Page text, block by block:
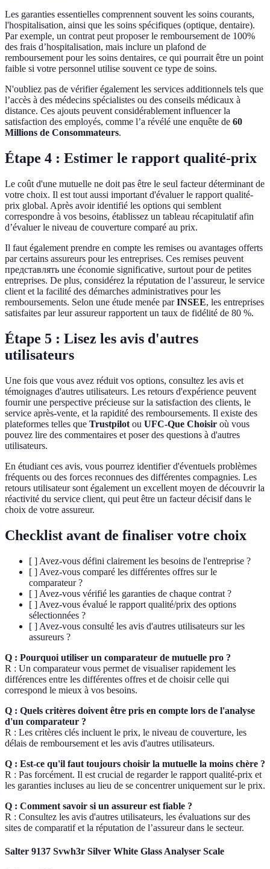
Les garanties essentielles comprennent souvent les soins courants,
l'hospitalisation, ainsi que les soins spécifiques (optique, dentaire).
Par exemple, un contrat peut proposer le remboursement de 100%
des frais d’hospitalisation, mais inclure un plafond de
remboursement pour les soins dentaires, ce qui pourrait être un point
faible si votre personnel utilise souvent ce type de soins.
N'oubliez pas de vérifier également les services additionnels tels que
l’accès à des médecins spécialistes ou des conseils médicaux à
distance. Ces ajouts peuvent considérablement influencer la
satisfaction des employés, comme l’a révélé une enquête de 60
Millions de Consommateurs.
Étape 4 : Estimer le rapport qualité-prix
Le coût d'une mutuelle ne doit pas être le seul facteur déterminant de
votre choix. Il est tout aussi important d'évaluer le rapport qualité-
prix global. Après avoir identifié les options qui semblent
correspondre à vos besoins, établissez un tableau récapitulatif afin
d’évaluer le niveau de couverture comparé au prix.
Il faut également prendre en compte les remises ou avantages offerts
par certains assureurs pour les entreprises. Ces remises peuvent
представлять une économie significative, surtout pour de petites
entreprises. De plus, considérez la réputation de l’assureur, le service
client et la facilité des démarches administratives pour les
remboursements. Selon une étude menée parINSEE, les entreprises
satisfaites par leur assureur rapportent un taux de fidélité de 80 %.
Étape 5 : Lisez les avis d'autres
utilisateurs
Une fois que vous avez réduit vos options, consultez les avis et
témoignages d'autres utilisateurs. Les retours d'expérience peuvent
fournir une perspective précieuse sur la satisfaction des clients, le
service après-vente, et la rapidité des remboursements. Il existe des
plateformes telles que Trustpilot ou UFC-Que Choisir où vous
pouvez lire des commentaires et poser des questions à d'autres
utilisateurs.
En étudiant ces avis, vous pourrez identifier d'éventuels problèmes
fréquents ou des forces reconnues des différentes compagnies. Les
retours utilisateur sont également un excellent moyen de découvrir la
réactivité du service client, qui peut être un facteur décisif dans le
choix de votre assureur.
Checklist avant de finaliser votre choix
[ ] Avez-vous défini clairement les besoins de l'entreprise ?
[ ] Avez-vous comparé les différentes offres sur le
comparateur ?
[ ] Avez-vous vérifié les garanties de chaque contrat ?
[ ] Avez-vous évalué le rapport qualité/prix des options
sélectionnées ?
[ ] Avez-vous consulté les avis d'autres utilisateurs sur les
assureurs ?
Q : Pourquoi utiliser un comparateur de mutuelle pro ?
R : Un comparateur vous permet de visualiser rapidement les
différences entre les différentes offres et de choisir celle qui
correspond le mieux à vos besoins.
Q : Quels critères doivent être pris en compte lors de l'analyse
d'un comparateur ?
R : Les critères clés incluent le prix, le niveau de couverture, les
délais de remboursement et les avis d'autres utilisateurs.
Q : Est-ce qu'il faut toujours choisir la mutuelle la moins chère ?
R : Pas forcément. Il est crucial de regarder le rapport qualité-prix et
les garanties incluses au lieu de se concentrer uniquement sur le prix.
Q : Comment savoir si un assureur est fiable ?
R : Consultez les avis d'autres utilisateurs, les évaluations sur des
sites de comparatif et la réputation de l’assureur dans le secteur.
Salter 9137 Svwh3r Silver White Glass Analyser Scale